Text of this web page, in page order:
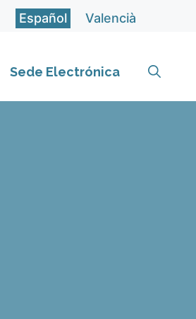
Español Valencià
Sede Electrónica